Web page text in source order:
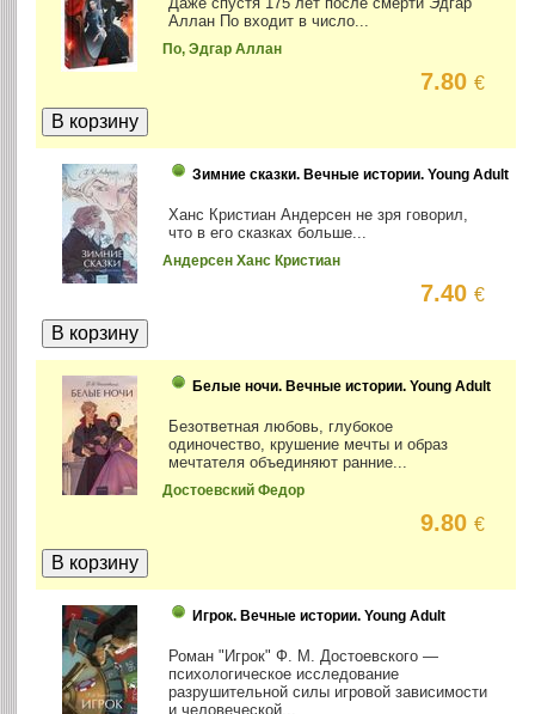
Аллан По входит в число...
По, Эдгар Аллан
7.80€
Зимние сказки. Вечные истории. Young Adult
Ханс Кристиан Андерсен не зря говорил,
что в его сказках больше...
Андерсен Ханс Кристиан
7.40€
Белые ночи. Вечные истории. Young Adult
Безответная любовь, глубокое
одиночество, крушение мечты и образ
мечтателя объединяют ранние...
Достоевский Федор
9.80€
Игрок. Вечные истории. Young Adult
Роман "Игрок" Ф. М. Достоевского —
психологическое исследование
разрушительной силы игровой зависимости
и человеческой...